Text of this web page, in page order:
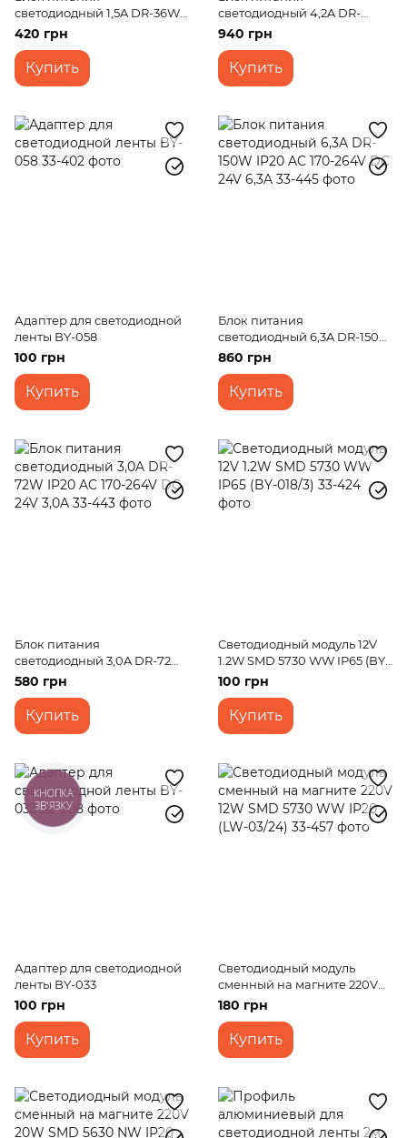
светодиодный 1,5A DR-36W
IP20 AC 170-264V DC 24V 1,5A
420 грн
Купить
светодиодный 4,2A DR-
100W IP20 AC 170-264V DC
24V 4,2A
940 грн
Купить
Адаптер для светодиодной
ленты BY-058
100 грн
Купить
Блок питания
светодиодный 6,3A DR-150W
IP20 AC 170-264V DC 24V 6,3A
860 грн
Купить
Блок питания
светодиодный 3,0A DR-72W
IP20 AC 170-264V DC 24V
580 грн
Купить
Светодиодный модуль 12V
1.2W SMD 5730 WW IP65 (BY-
018/3)
100 грн
Купить
Адаптер для светодиодной
ленты BY-033
100 грн
Купить
Светодиодный модуль
сменный на магните 220V
12W SMD 5730 WW IP20 (LW-
03/24)
180 грн
Купить
КНОПКА
ЗВ'ЯЗКУ